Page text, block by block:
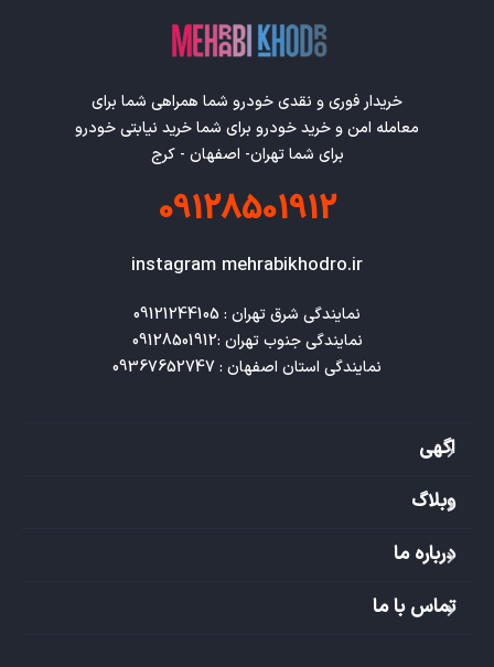
خریدار فوری و نقدی خودرو شما همراهی شما برای
معامله امن و خرید خودرو برای شما خرید نیابتی خودرو
برای شما تهران- اصفهان - کرج
09128501912
instagram mehrabikhodro.ir
نمایندگی استان اصفهان : 09367652747
اگهی
وبلاگ
درباره ما
تماس با ما